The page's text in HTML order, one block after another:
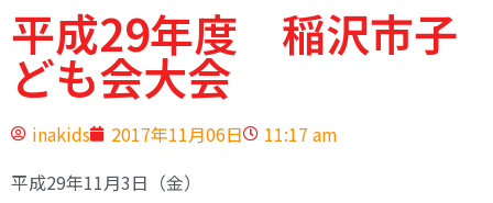
平成29年度 稲沢市子
ども会大会
inakids 2017年11月06日
11:17 am
平成29年11月3日（金）